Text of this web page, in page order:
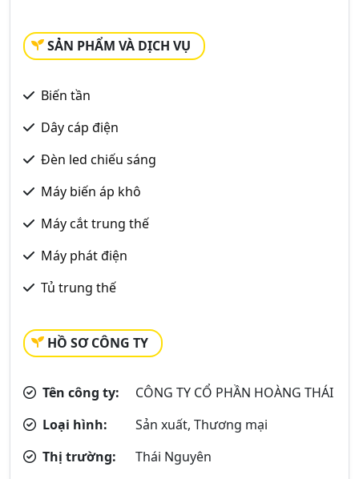
SẢN PHẨM VÀ DỊCH VỤ
Biến tần
Dây cáp điện
Đèn led chiếu sáng
Máy biến áp khô
Máy cắt trung thế
Máy phát điện
Tủ trung thế
HỒ SƠ CÔNG TY
Tên công ty:
CÔNG TY CỔ PHẦN HOÀNG THÁI
Loại hình:
Sản xuất, Thương mại
Thị trường:
Thái Nguyên